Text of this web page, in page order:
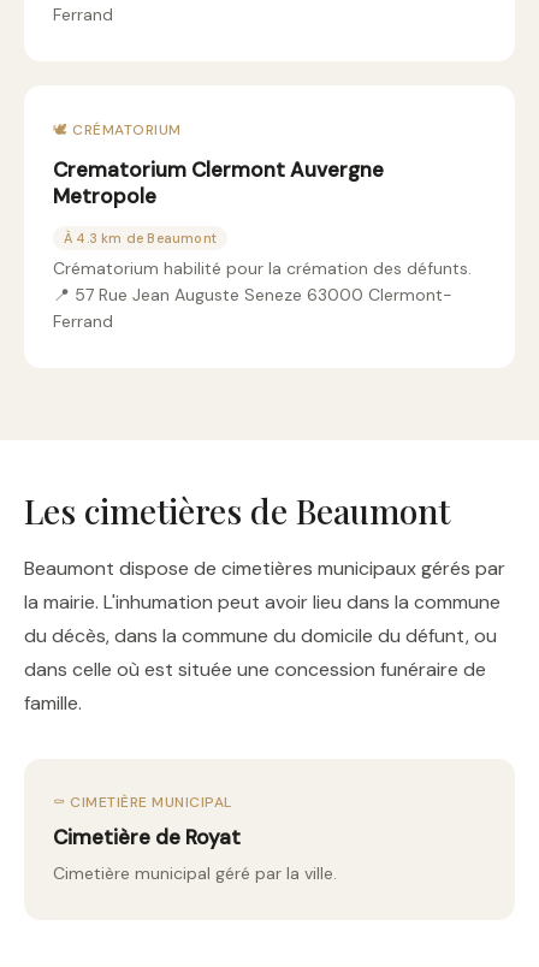
Ferrand
🕊️ CRÉMATORIUM
Crematorium Clermont Auvergne
Metropole
À 4.3 km de Beaumont
Crématorium habilité pour la crémation des défunts.
📍 57 Rue Jean Auguste Seneze 63000 Clermont-
Ferrand
Les cimetières de Beaumont
Beaumont dispose de cimetières municipaux gérés par
la mairie. L'inhumation peut avoir lieu dans la commune
du décès, dans la commune du domicile du défunt, ou
dans celle où est située une concession funéraire de
famille.
⚰️ CIMETIÈRE MUNICIPAL
Cimetière de Royat
Cimetière municipal géré par la ville.